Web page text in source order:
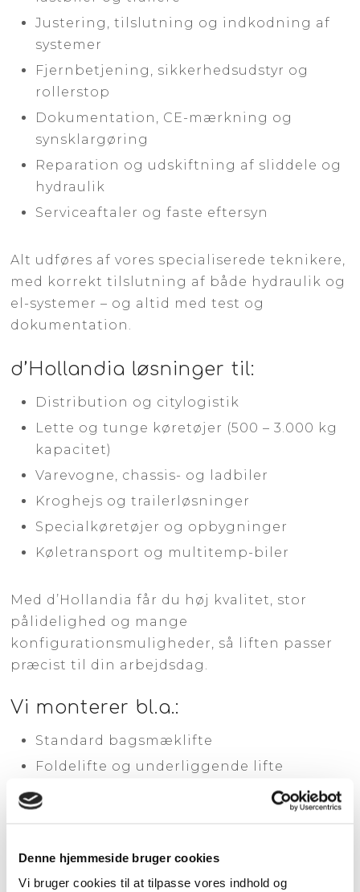
Denne hjemmeside bruger cookies
Vi bruger cookies til at tilpasse vores indhold og
Justering, tilslutning og indkodning af
systemer
Fjernbetjening, sikkerhedsudstyr og
rollerstop
Dokumentation, CE-mærkning og
synsklargøring
Reparation og udskiftning af sliddele og
hydraulik
Serviceaftaler og faste eftersyn
Alt udføres af vores specialiserede teknikere,
med korrekt tilslutning af både hydraulik og
el-systemer – og altid med test og
dokumentation.
d’Hollandia løsninger til:
Distribution og citylogistik
Lette og tunge køretøjer (500 – 3.000 kg
kapacitet)
Varevogne, chassis- og ladbiler
Kroghejs og trailerløsninger
Specialkøretøjer og opbygninger
Køletransport og multitemp-biler
Med d’Hollandia får du høj kvalitet, stor
pålidelighed og mange
konfigurationsmuligheder, så liften passer
præcist til din arbejdsdag.
Vi monterer bl.a.:
Standard bagsmæklifte
Foldelifte og underliggende lifte
2- og 4-cylindrede modeller
Specialudgaver til skrå adgang, tip eller
terræn